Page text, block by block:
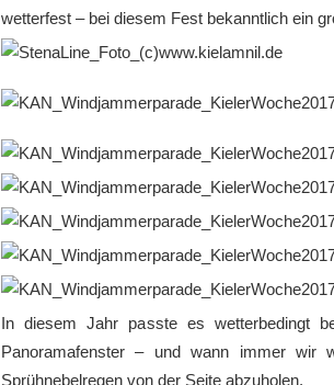
wetterfest – bei diesem Fest bekanntlich ein
In diesem Jahr passte es wetterbedingt
Panoramafenster – und wann immer
Sprühnebelregen von der Seite abzuholen.